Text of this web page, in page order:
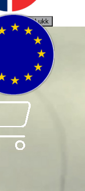
Tilbake / Lukk